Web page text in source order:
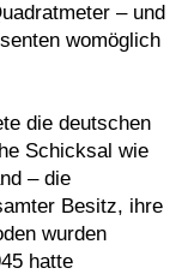
– und
womöglich
die deutschen
Schicksal wie
– die
Besitz, ihre
wurden
hatte